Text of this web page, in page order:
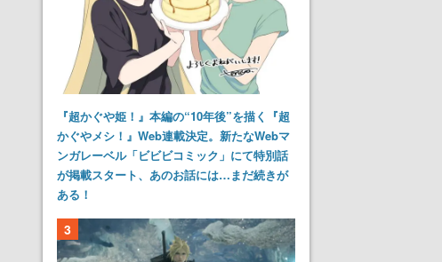
『超かぐや姫！』本編の“10年後”を描く『超
かぐやメシ！』Web連載決定。新たなWebマ
ンガレーベル「ビビビコミック」にて特別話
が掲載スタート、あのお話には…まだ続きが
ある！
3